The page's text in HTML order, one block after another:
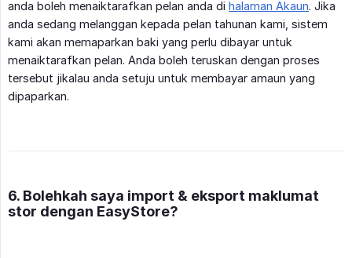
anda boleh menaiktarafkan pelan anda di halaman Akaun. Jika
anda sedang melanggan kepada pelan tahunan kami, sistem
kami akan memaparkan baki yang perlu dibayar untuk
menaiktarafkan pelan. Anda boleh teruskan dengan proses
tersebut jikalau anda setuju untuk membayar amaun yang
dipaparkan.
6. Bolehkah saya import & eksport maklumat
stor dengan EasyStore?